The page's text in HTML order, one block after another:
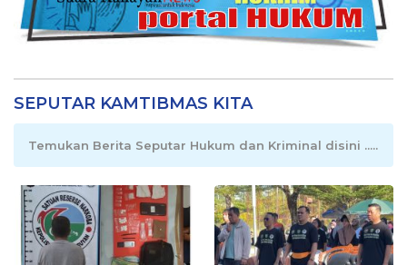
SEPUTAR KAMTIBMAS KITA
Temukan Berita Seputar Hukum dan Kriminal disini .....